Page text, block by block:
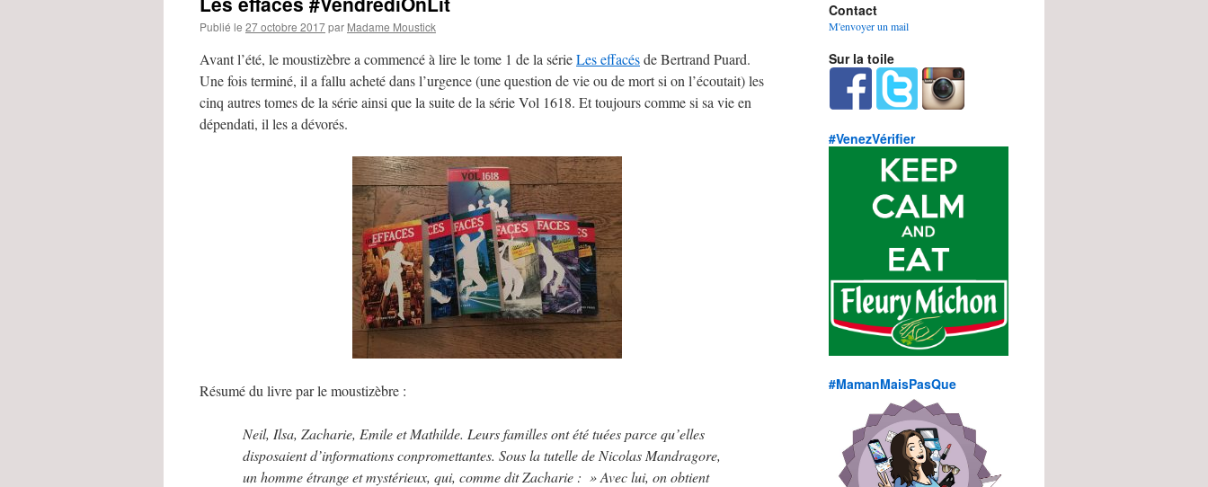
Publié le 27 octobre 2017par Madame Moustick
Avant l’été, le moustizèbre a commencé à lire le tome 1 de la sérieLes effacésde Bertrand Puard.
Une fois terminé, il a fallu acheté dans l’urgence (une question de vie ou de mort si on l’écoutait) les
cinq autres tomes de la série ainsi que la suite de la série Vol 1618. Et toujours comme si sa vie en
dépendati, il les a dévorés.
Résumé du livre par le moustizèbre :
Neil, Ilsa, Zacharie, Emile et Mathilde. Leurs familles ont été tuées parce qu’elles
disposaient d’informations conpromettantes. Sous la tutelle de Nicolas Mandragore,
un homme étrange et mystérieux, qui, comme dit Zacharie : » Avec lui, on obtient
Contact
M'envoyer un mail
Sur la toile
#VenezVérifier
#MamanMaisPasQue